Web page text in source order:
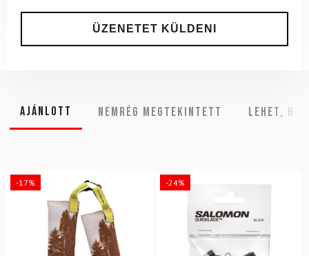
Ajánlott NEMRÉG MEGTEKINTETT Lehet,
-17% -24%